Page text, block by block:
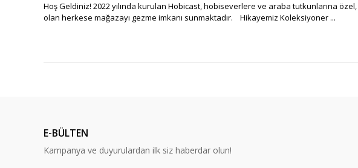
Hoş Geldiniz! 2022 yılında kurulan Hobicast, hobiseverlere ve araba tutkunlarına
olan herkese mağazayı gezme imkanı sunmaktadır. Hikayemiz Koleksiyoner ...
E-BÜLTEN
Kampanya ve duyurulardan ilk siz haberdar olun!